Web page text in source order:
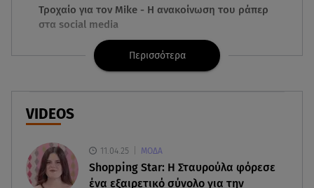
Τροχαίο για τον Mike - Η ανακοίνωση του ράπερ
στα social media
06.08.26 , 21:22
Ισραήλ - Κύπρος - Κρήτη: Το μεγαλύτερο
υποθαλάσσιο καλώδιο στον κόσμο
06.08.26 , 21:07
Motor Oil: Δωρεά πυροσβεστικών οχημάτων και
εξοπλισμού στον Άγιο Βασίλειο
Περισσότερα
VIDEOS
11.04.25 ΜΟΔΑ
Shopping Star: Η Σταυρούλα φόρεσε
ένα εξαιρετικό σύνολο για την